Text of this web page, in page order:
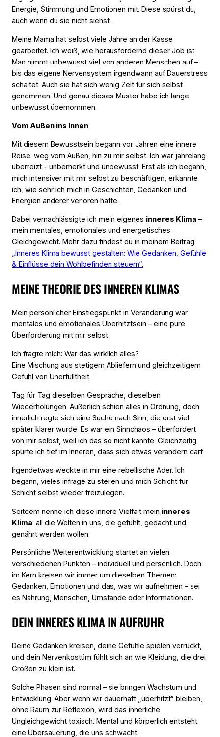
Energie, Stimmung und Emotionen mit. Diese spürst du,
auch wenn du sie nicht siehst.
Meine Mama hat selbst viele Jahre an der Kasse
gearbeitet. Ich weiß, wie herausfordernd dieser Job ist.
Man nimmt unbewusst viel von anderen Menschen auf –
bis das eigene Nervensystem irgendwann auf Dauerstress
schaltet. Auch sie hat sich wenig Zeit für sich selbst
genommen. Und genau dieses Muster habe ich lange
unbewusst übernommen.
Vom Außen ins Innen
Mit diesem Bewusstsein begann vor Jahren eine innere
Reise: weg vom Außen, hin zu mir selbst. Ich war jahrelang
überreizt – unbemerkt und unbewusst. Erst als ich begann,
mich intensiver mit mir selbst zu beschäftigen, erkannte
ich, wie sehr ich mich in Geschichten, Gedanken und
Energien anderer verloren hatte.
Dabei vernachlässigte ich mein eigenes inneres Klima –
mein mentales, emotionales und energetisches
Gleichgewicht. Mehr dazu findest du in meinem Beitrag:
„Inneres Klima bewusst gestalten: Wie Gedanken, Gefühle
& Einflüsse dein Wohlbefinden steuern“.
MEINE THEORIE DES INNEREN KLIMAS
Mein persönlicher Einstiegspunkt in Veränderung war
mentales und emotionales Überhitztsein – eine pure
Überforderung mit mir selbst.
Ich fragte mich: War das wirklich alles?
Eine Mischung aus stetigem Abliefern und gleichzeitigem
Gefühl von Unerfülltheit.
Tag für Tag dieselben Gespräche, dieselben
Wiederholungen. Äußerlich schien alles in Ordnung, doch
innerlich regte sich eine Suche nach Sinn, die erst viel
später klarer wurde. Es war ein Sinnchaos – überfordert
von mir selbst, weil ich das so nicht kannte. Gleichzeitig
spürte ich tief im Inneren, dass sich etwas verändern darf.
Irgendetwas weckte in mir eine rebellische Ader. Ich
begann, vieles infrage zu stellen und mich Schicht für
Schicht selbst wieder freizulegen.
Seitdem nenne ich diese innere Vielfalt mein inneres
Klima: all die Welten in uns, die gefühlt, gedacht und
genährt werden wollen.
Persönliche Weiterentwicklung startet an vielen
verschiedenen Punkten – individuell und persönlich. Doch
im Kern kreisen wir immer um dieselben Themen:
Gedanken, Emotionen und das, was wir aufnehmen – sei
es Nahrung, Menschen, Umstände oder Informationen.
DEIN INNERES KLIMA IN AUFRUHR
Deine Gedanken kreisen, deine Gefühle spielen verrückt,
und dein Nervenkostüm fühlt sich an wie Kleidung, die drei
Größen zu klein ist.
Solche Phasen sind normal – sie bringen Wachstum und
Entwicklung. Aber wenn wir dauerhaft „überhitzt“ bleiben,
ohne Raum zur Reflexion, wird das innerliche
Ungleichgewicht toxisch. Mental und körperlich entsteht
eine Übersäuerung, die uns schwächt.